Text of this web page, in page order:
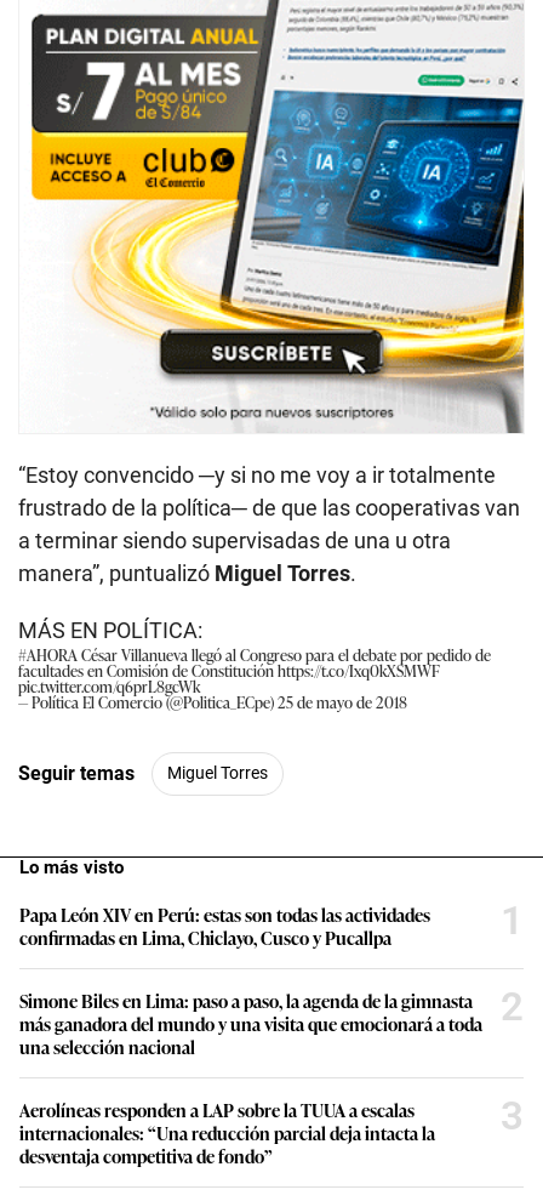
“Estoy convencido ─y si no me voy a ir totalmente
frustrado de la política─ de que las cooperativas van
a terminar siendo supervisadas de una u otra
manera”, puntualizó Miguel Torres.
MÁS EN POLÍTICA:
#AHORA César Villanueva llegó al Congreso para el debate por pedido de
facultades en Comisión de Constituciónhttps://t.co/Ixq0kXSMWF
pic.twitter.com/q6prL8gcWk
— Política El Comercio (@Politica_ECpe)25 de mayo de 2018
Seguir temas Miguel Torres
Lo más visto
Papa León XIV en Perú: estas son todas las actividades
confirmadas en Lima, Chiclayo, Cusco y Pucallpa
1
Simone Biles en Lima: paso a paso, la agenda de la gimnasta
más ganadora del mundo y una visita que emocionará a toda
una selección nacional
2
Aerolíneas responden a LAP sobre la TUUA a escalas
internacionales: “Una reducción parcial deja intacta la
desventaja competitiva de fondo”
3